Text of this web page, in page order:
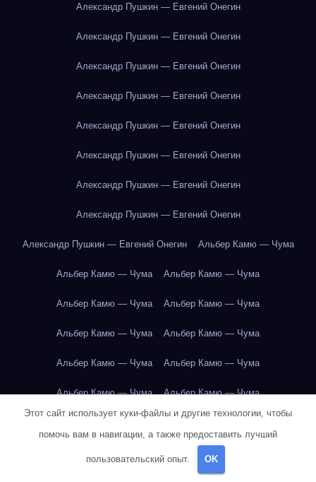
Александр Пушкин — Евгений Онегин
Александр Пушкин — Евгений Онегин
Александр Пушкин — Евгений Онегин
Александр Пушкин — Евгений Онегин
Александр Пушкин — Евгений Онегин
Александр Пушкин — Евгений Онегин
Александр Пушкин — Евгений Онегин
Александр Пушкин — Евгений Онегин
Александр Пушкин — Евгений Онегин Альбер Камю — Чума
Альбер Камю — Чума Альбер Камю — Чума
Альбер Камю — Чума Альбер Камю — Чума
Альбер Камю — Чума Альбер Камю — Чума
Альбер Камю — Чума Альбер Камю — Чума
Альбер Камю — Чума Альбер Камю — Чума
Альбер Камю — Чума Альбер Камю — Чума
Этот сайт использует куки-файлы и другие технологии, чтобы
помочь вам в навигации, а также предоставить лучший
пользовательский опыт. OK